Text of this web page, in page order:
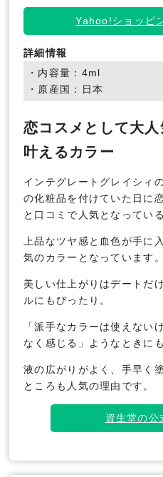
Yahoo!ショッピ
詳細情報
・内容量：4ml
・原産国：日本
恋コスメとして大
叶えるカラー
インテグレートグレイシィ
の化粧品を付けていた日に
と口コミで人気となってい
上品なツヤ感と血色が手に
気のカラーとなっています。
美しい仕上がりはデートだ
ルにもぴったり。
「派手なカラーは使えない
なく感じる」ようなときに
液の広がりがよく、手早く
ところも人気の理由です。
資生堂の公